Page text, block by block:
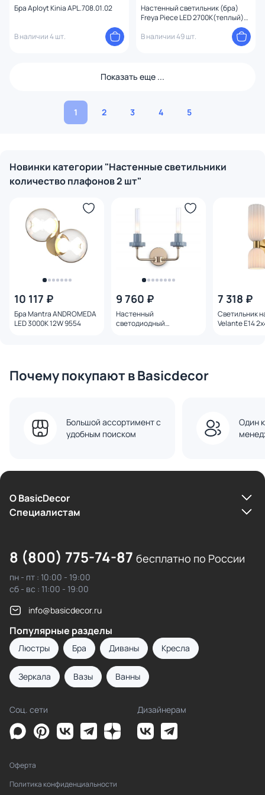
Бра Aployt Kinia APL.708.01.02
В наличии 4 шт.
Настенный светильник (бра)
Freya Piece LED 2700К(теплый)
В наличии 49 шт.
Показать еще ...
1 2 3 4 5
Новинки категории "Настенные светильники
количество плафонов 2 шт"
10 117 ₽
Бра Mantra ANDROMEDA
LED 3000K 12W 9554
9 760 ₽
Настенный
светодиодный
7 318 ₽
Светильник
Velante E14
Почему покупают в Basicdecor
Большой ассортимент с
удобным поиском
Один
О BasicDecor
Cпециалистам
8 (800) 775-74-87 бесплатно по России
пн - пт : 10:00 - 19:00
сб - вс : 11:00 - 19:00
info@basicdecor.ru
Популярные разделы
Люстры Бра Диваны Кресла
Зеркала Вазы Ванны
Соц. сети Дизайнерам
Оферта
Политика конфиденциальности